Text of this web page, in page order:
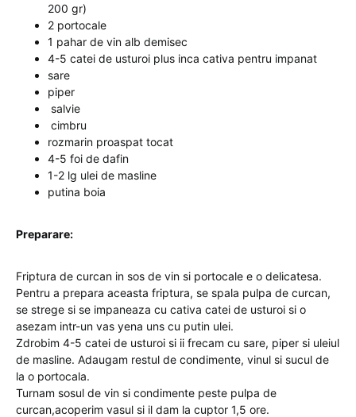
200 gr)
2 portocale
1 pahar de vin alb demisec
4-5 catei de usturoi plus inca cativa pentru impanat
sare
piper
salvie
cimbru
rozmarin proaspat tocat
4-5 foi de dafin
1-2 lg ulei de masline
putina boia
Preparare:
Friptura de curcan in sos de vin si portocale e o delicatesa.
Pentru a prepara aceasta friptura, se spala pulpa de curcan,
se strege si se impaneaza cu cativa catei de usturoi si o
asezam intr-un vas yena uns cu putin ulei.
Zdrobim 4-5 catei de usturoi si ii frecam cu sare, piper si uleiul
de masline. Adaugam restul de condimente, vinul si sucul de
la o portocala.
Turnam sosul de vin si condimente peste pulpa de
curcan,acoperim vasul si il dam la cuptor 1,5 ore.